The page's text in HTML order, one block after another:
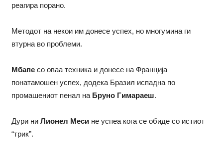
реагира порано.
Методот на некои им донесе успех, но многумина ги
втурна во проблеми.
Мбапе со оваа техника и донесе на Франција
понатамошен успех, додека Бразил испадна по
промашениот пенал наБруно Гимараеш.
Дури ниЛионел Месине успеа кога се обиде со истиот
“трик”.